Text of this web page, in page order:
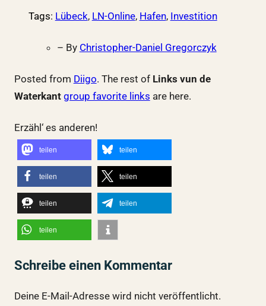
Tags: Lübeck, LN-Online, Hafen, Investition
– By Christopher-Daniel Gregorczyk
Posted from Diigo. The rest of Links vun de
Waterkant group favorite links are here.
Erzähl‘ es anderen!
teilen teilen
teilen teilen
teilen teilen
teilen
Schreibe einen Kommentar
Deine E-Mail-Adresse wird nicht veröffentlicht.